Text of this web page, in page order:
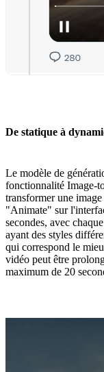
De statique à
Le modèle de
fonctionnalité Image-
transformer une
"Animate" sur
secondes, avec
ayant des styles
qui correspond le
vidéo peut être
maximum de 20